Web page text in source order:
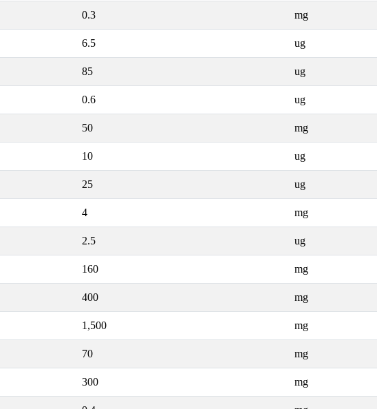
0.3 mg
6.5 ug
85 ug
0.6 ug
50 mg
10 ug
25 ug
4 mg
2.5 ug
160 mg
400 mg
1,500 mg
70 mg
300 mg